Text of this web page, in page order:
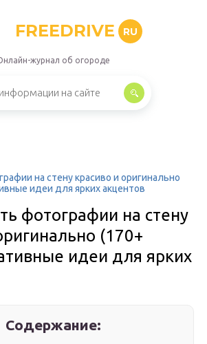
FREEDRIVE RU
журнал об огороде
на стену красиво и оригинально
идеи для ярких акцентов
фотографии на стену
(170+
идеи для ярких
Содержание: